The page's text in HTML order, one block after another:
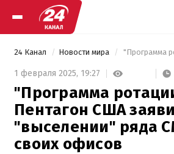
24 Канал Новости мира
1 февраля 2025, 19:27
"Программа
Пентагон США
"выселении" ряда
своих офисов